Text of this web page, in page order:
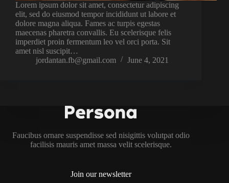
Lorem ipsum dolor sit amet, consectetur adipiscing
elit, sed do eiusmod tempor incididunt ut labore et
dolore magna aliqua. Fames ac turpis egestas
maecenas pharetra convallis. Eu scelerisque felis
imperdiet proin fermentum leo vel orci porta. Sit
amet nisl suscipit…
jordantan.fb@gmail.com
June 4, 2021
Faucibus ornare suspendisse sed nisigittis volutpat odio
facilisis mauris amet massa velit scelerisque.
Join our newsletter